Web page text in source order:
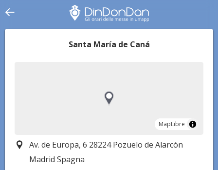
Santa María de Caná
MapLibre
MapLibre
Av. de Europa, 6 28224 Pozuelo de Alarcón
Madrid Spagna